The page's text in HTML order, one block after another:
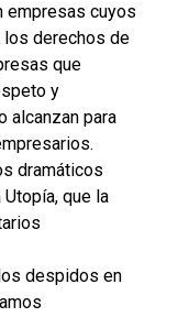
empresas cuyos
derechos de
que
y
alcanzan para
dramáticos
que la
despidos en